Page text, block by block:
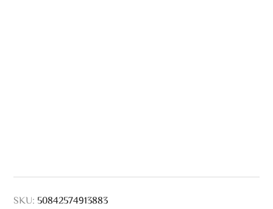
SKU: 50842574913883